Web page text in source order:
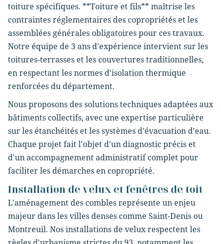
toiture spécifiques. **Toiture et fils** maîtrise les
contraintes réglementaires des copropriétés et les
assemblées générales obligatoires pour ces travaux.
Notre équipe de 3 ans d'expérience intervient sur les
toitures-terrasses et les couvertures traditionnelles,
en respectant les normes d'isolation thermique
renforcées du département.
Nous proposons des solutions techniques adaptées aux
bâtiments collectifs, avec une expertise particulière
sur les étanchéités et les systèmes d'évacuation d'eau.
Chaque projet fait l'objet d'un diagnostic précis et
d'un accompagnement administratif complet pour
faciliter les démarches en copropriété.
Installation de velux et fenêtres de toit
L'aménagement des combles représente un enjeu
majeur dans les villes denses comme Saint-Denis ou
Montreuil. Nos installations de velux respectent les